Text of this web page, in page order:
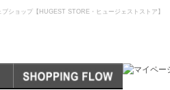
ショップ【HUGEST STORE・ヒュージェストストア】